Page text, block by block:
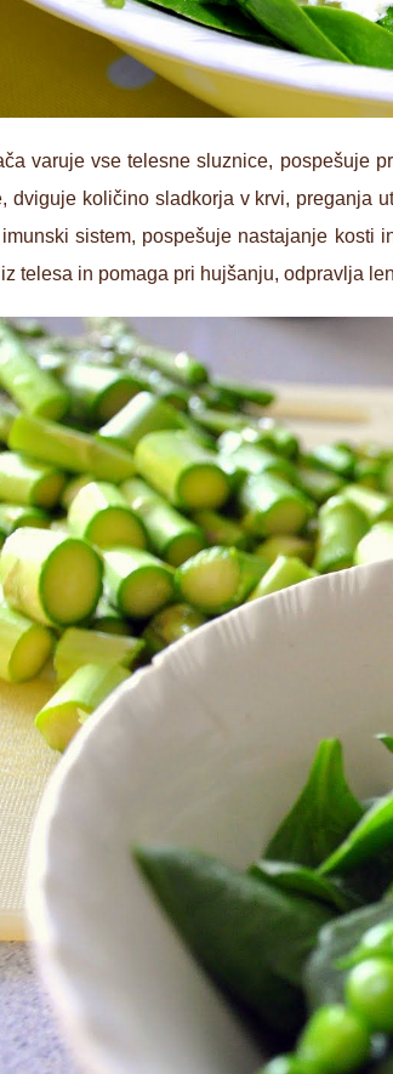
varuje vse telesne sluznice, pospešuje
dviguje količino sladkorja v krvi, preganja
imunski sistem, pospešuje nastajanje kosti
telesa in pomaga pri hujšanju, odpravlja